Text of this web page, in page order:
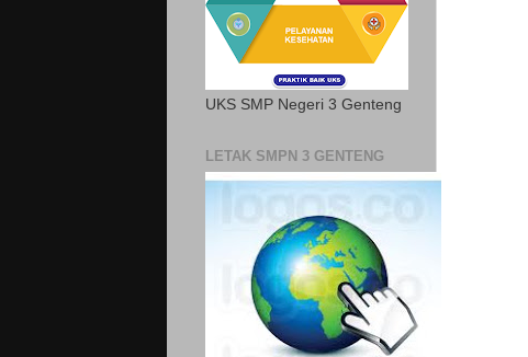
UKS SMP Negeri 3 Genteng
LETAK SMPN 3 GENTENG